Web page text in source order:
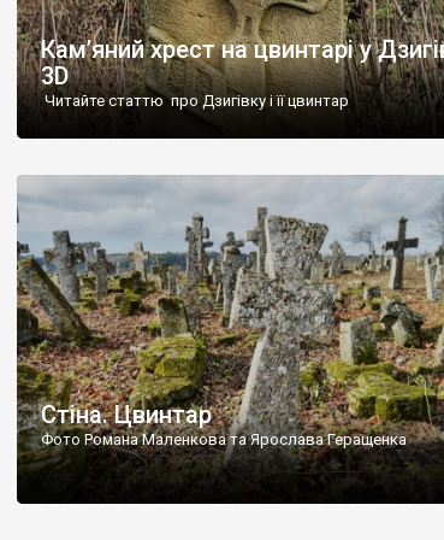
Кам’яний хрест на цвинтарі у
3D
Читайте статтю про Дзигівку і її цвинтар
Стіна. Цвинтар
Фото Романа Маленкова та Ярослава Геращенка